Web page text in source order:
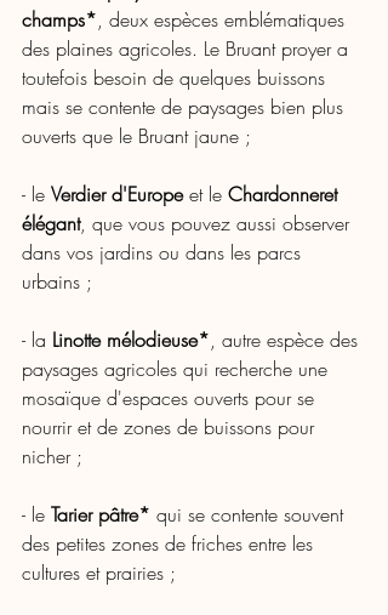
champs*, deux espèces emblématiques
des plaines agricoles. Le Bruant proyer a
toutefois besoin de quelques buissons
mais se contente de paysages bien plus
ouverts que le Bruant jaune ;
- le Verdier d'Europe et le Chardonneret
élégant, que vous pouvez aussi observer
dans vos jardins ou dans les parcs
urbains ;
- la Linotte mélodieuse*, autre espèce des
paysages agricoles qui recherche une
mosaïque d'espaces ouverts pour se
nourrir et de zones de buissons pour
nicher ;
- le Tarier pâtre* qui se contente souvent
des petites zones de friches entre les
cultures et prairies ;